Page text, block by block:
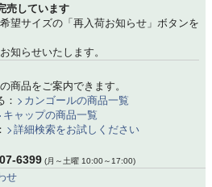
売しています
望サイズの「再入荷お知らせ」ボタンを
知らせいたします。
商品をご案内できます。
：
カンゴールの商品一覧
キャップの商品一覧
詳細検索をお試しください
6399 (月～土曜 10:00～17:00)
せ